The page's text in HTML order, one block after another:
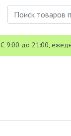
С 9:00 до 21:00,